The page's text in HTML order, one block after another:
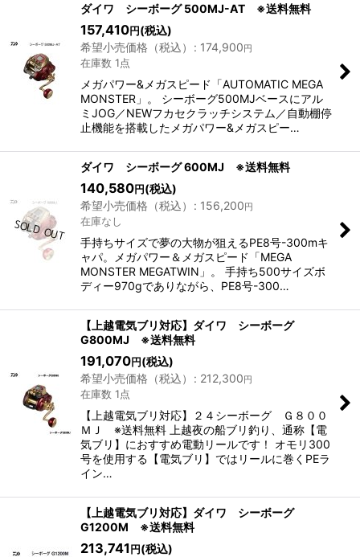
ダイワ シーボーグ 500MJ-AT ※送料無料
157,410円(税込)
希望小売価格（税込）
: 174,900円
在庫数 1点
メガパワー&メガスピード「AUTOMATIC MEGA
MONSTER」。 シーボーグ500MJベースにアル
ミJOG／NEWフカセクラッチシステム／自動棚停
止機能を搭載したメガパワー&メガスピー…
ダイワ シーボーグ 600MJ ※送料無料
140,580円(税込)
希望小売価格（税込）
: 156,200円
在庫なし
手持ちサイズで夢の大物が狙えるPE8号-300mキ
ャパ。メガパワー＆メガスピード「MEGA
MONSTER MEGATWIN」。 手持ち500サイズボ
ディー970gでありながら、PE8号-300…
【上越電気ブリ対応】ダイワ シーボーグ
G800MJ ※送料無料
191,070円(税込)
希望小売価格（税込）
: 212,300円
在庫数 1点
【上越電気ブリ対応】２４シーボーグ Ｇ８００
ＭＪ ※送料無料 上越夜の船ブリ釣り、通称【電
気ブリ】におすすめ電動リールです！ オモリ300
号を使用する【電気ブリ】ではリールに巻くPEラ
イン…
【上越電気ブリ対応】ダイワ シーボーグ
G1200M ※送料無料
213,741円(税込)